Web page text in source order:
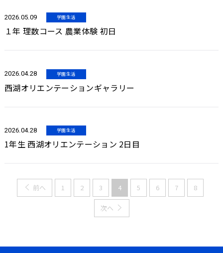
2026.05.09 学園生活
１年 理数コース 農業体験 初日
2026.04.28 学園生活
西湖オリエンテーションギャラリー
2026.04.28 学園生活
1年生 西湖オリエンテーション 2日目
前へ 1 2 3 4 5 6 7 8
次へ